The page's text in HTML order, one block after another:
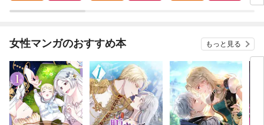
女性マンガのおすすめ本 もっと見る